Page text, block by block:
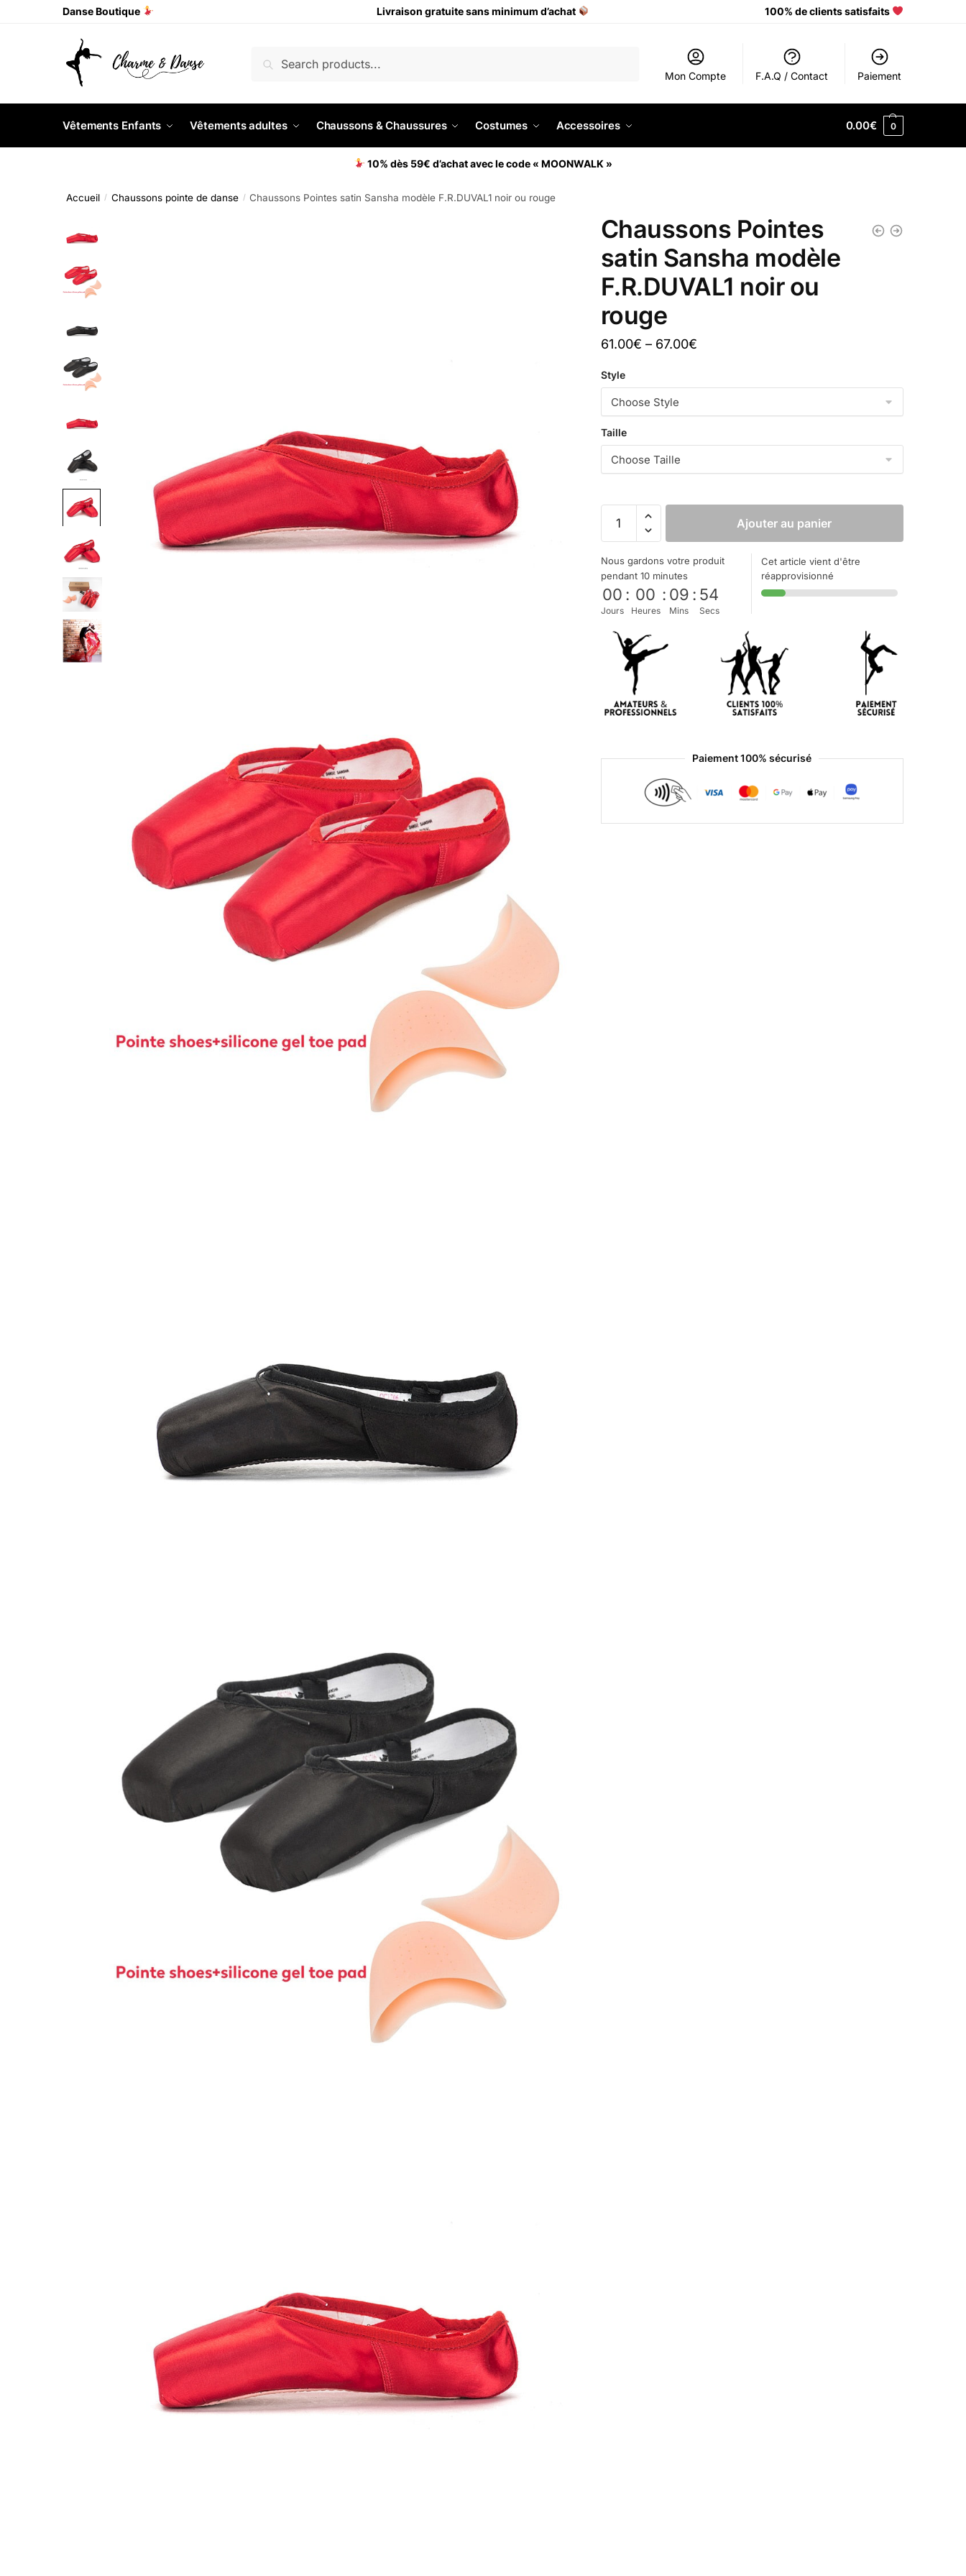
Danse Boutique Livraison gratuite sans minimum d’achat 100% de clients satisfaits
Mon Compte F.A.Q / Contact Paiement
Vêtements Enfants Vêtements adultes Chaussons & Chaussures Costumes Accessoires 0.00€ 0
10% dès 59€ d’achat avec le code « MOONWALK »
Accueil / Chaussons pointe de danse / Chaussons Pointes satin Sansha modèle F.R.DUVAL1 noir ou rouge
Chaussons Pointes
satin Sansha modèle
F.R.DUVAL1 noir ou
rouge
61.00€ – 67.00€
Style
Taille
Ajouter au panier
Nous gardons votre produit
pendant 10 minutes
00
Jours
: 00
Heures
: 09
Mins
: 52
Secs
Cet article vient d'être
réapprovisionné
Paiement 100% sécurisé